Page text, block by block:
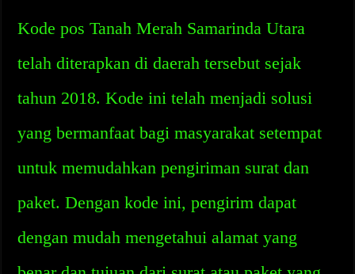
Kode pos Tanah Merah Samarinda Utara
telah diterapkan di daerah tersebut sejak
tahun 2018. Kode ini telah menjadi solusi
yang bermanfaat bagi masyarakat setempat
untuk memudahkan pengiriman surat dan
paket. Dengan kode ini, pengirim dapat
dengan mudah mengetahui alamat yang